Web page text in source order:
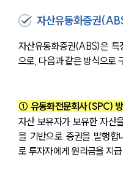
자산유동화증권
자산유동화증권(ABS)은 특
으로, 다음과 같은 방식으로
① 유동화전문회사(SPC)
자산 보유자가 보유한 자산
을 기반으로 증권을 발행합
로 투자자에게 원리금을 지